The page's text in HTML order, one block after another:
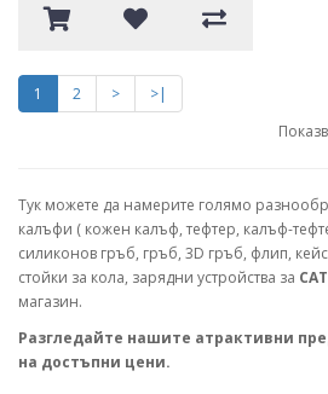
1 2 >
>|
Тук можете да намерите голямо
калъфи ( кожен калъф, тефтер, калъф-
силиконов гръб, гръб, 3D гръб, флип,
стойки за кола, зарядни устройства за
магазин.
Разгледайте нашите атрактивни
на достъпни цени.